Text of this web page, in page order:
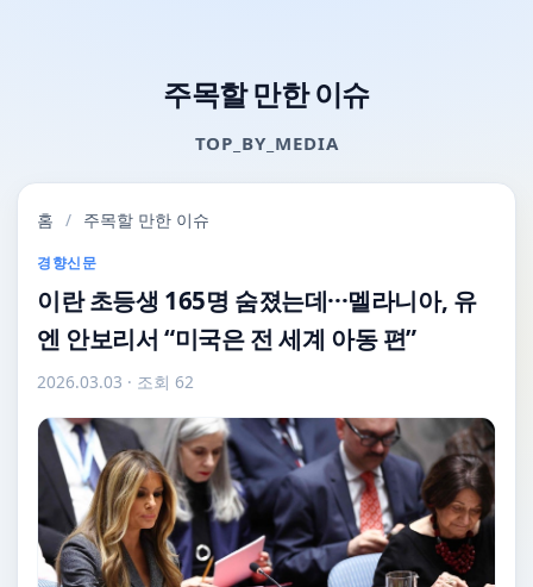
주목할 만한 이슈
TOP_BY_MEDIA
홈 / 주목할 만한 이슈
경향신문
이란 초등생 165명 숨졌는데···멜라니아, 유
엔 안보리서 “미국은 전 세계 아동 편”
2026.03.03 · 조회 62